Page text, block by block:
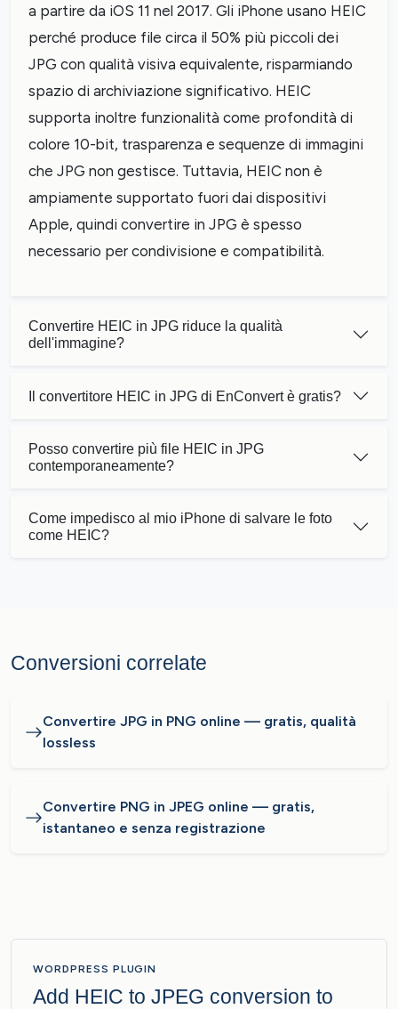
a partire da iOS 11 nel 2017. Gli iPhone usano HEIC
perché produce file circa il 50% più piccoli dei
JPG con qualità visiva equivalente, risparmiando
spazio di archiviazione significativo. HEIC
supporta inoltre funzionalità come profondità di
colore 10-bit, trasparenza e sequenze di immagini
che JPG non gestisce. Tuttavia, HEIC non è
ampiamente supportato fuori dai dispositivi
Apple, quindi convertire in JPG è spesso
necessario per condivisione e compatibilità.
Convertire HEIC in JPG riduce la qualità
dell'immagine?
Il convertitore HEIC in JPG di EnConvert è gratis?
Posso convertire più file HEIC in JPG
contemporaneamente?
Come impedisco al mio iPhone di salvare le foto
come HEIC?
Conversioni correlate
Convertire JPG in PNG online — gratis, qualità
lossless
Convertire PNG in JPEG online — gratis,
istantaneo e senza registrazione
WORDPRESS PLUGIN
Add HEIC to JPEG conversion to